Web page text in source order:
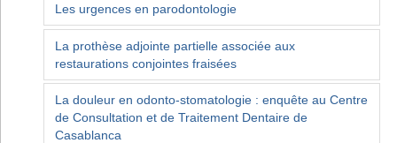
Les urgences en parodontologie
La prothèse adjointe partielle associée aux
restaurations conjointes fraisées
La douleur en odonto-stomatologie : enquête au Centre
de Consultation et de Traitement Dentaire de
Casablanca